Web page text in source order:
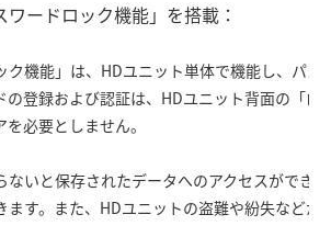
ードロック機能」を搭載：
ク機能」は、HDユニット単体で機能し、パ
の登録および認証は、HDユニット背面の「
必要としません。
ないと保存されたデータへのアクセスができ
ます。また、HDユニットの盗難や紛失など